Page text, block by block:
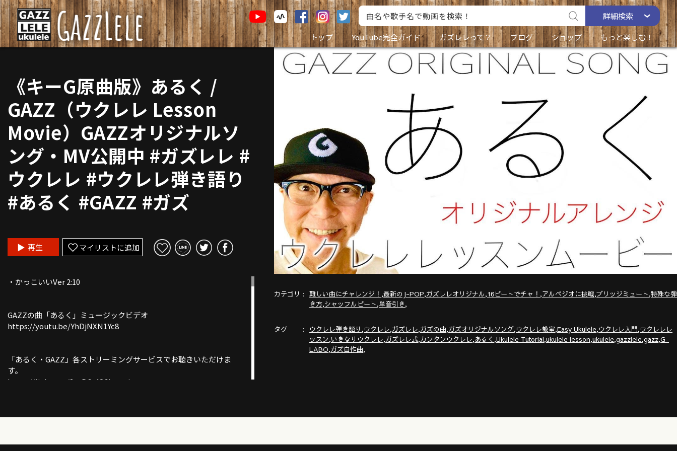
詳細検索
トップ
YouTube完全ガイド ガズレレって？ ブログ ショップ もっと楽しむ！
カテゴリ 難しい曲にチャレンジ！ ,最新のJ-POP,ガズレレオリジナル,16ビートでチャ！ ,アルペジオに挑戦,ブリッジミュート,特殊な弾
き方,シャッフルビート,単音引き,
タグ ウクレレ弾き語り ,ウクレレ,ガズレレ,ガズの曲,ガズオリジナルソング,ウクレレ教室,Easy Ukulele,ウクレレ入門,ウクレレレ
ッスン,いきなりウクレレ,ガズレレ式,カンタンウクレレ,あるく ,Ukulele Tutorial,ukulele lesson,ukulele,gazzlele,gazz,G-
LABO,ガズ自作曲,
《キーG原曲版》あるく /
GAZZ（ウクレレ Lesson
Movie）GAZZオリジナルソ
ング・MV公開中 #ガズレレ #
ウクレレ #ウクレレ弾き語り
#あるく #GAZZ #ガズ
再生 マイリストに追加
・かっこいいVer 2:10
GAZZの曲「あるく」ミュージックビデオ
https://youtu.be/YhDjNXN1Yc8
「あるく・GAZZ」各ストリーミングサービスでお聴きいただけま
す。
https://linkco.re/3vcD6x4Q?lang=ja